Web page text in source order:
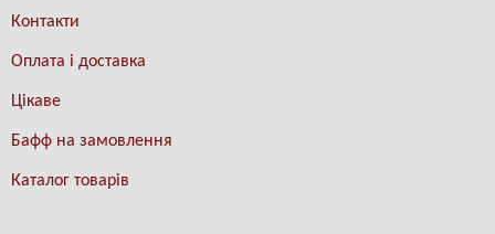
Контакти
Оплата і доставка
Цікаве
Бафф на замовлення
Каталог товарів